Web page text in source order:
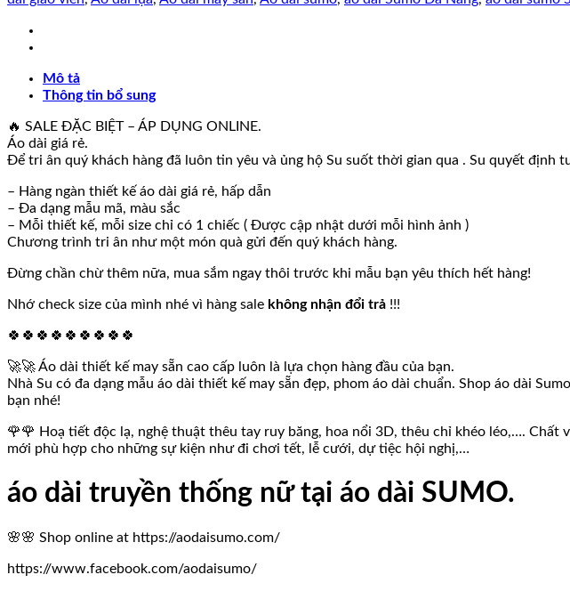
SỐC
size
số
lượng
Mô tả
Thông tin bổ sung
🔥 SALE ĐẶC BIỆT – ÁP DỤNG ONLINE.
Áo dài giá rẻ.
Để tri ân quý khách hàng đã luôn tin yêu và ủng hộ Su suốt thời gian qua . Su quyết định
– Hàng ngàn thiết kế áo dài giá rẻ, hấp dẫn
– Đa dạng mẫu mã, màu sắc
– Mỗi thiết kế, mỗi size chỉ có 1 chiếc ( Được cập nhật dưới mỗi hình ảnh )
Chương trình tri ân như một món quà gửi đến quý khách hàng.
Đừng chần chừ thêm nữa, mua sắm ngay thôi trước khi mẫu bạn yêu thích hết hàng!
Nhớ check size của mình nhé vì hàng sale không nhận đổi trả !!!
🍀🍀🍀🍀🍀🍀🍀🍀🍀
🚀🚀 Áo dài thiết kế may sẵn cao cấp luôn là lựa chọn hàng đầu của bạn.
Nhà Su có đa dạng mẫu áo dài thiết kế may sẵn đẹp, phom áo dài chuẩn. Shop áo dài
bạn nhé!
🌹🌹 Hoạ tiết độc lạ, nghệ thuật thêu tay ruy băng, hoa nổi 3D, thêu chỉ khéo léo,….
mới phù hợp cho những sự kiện như đi chơi tết, lễ cưới, dự tiệc hội nghị,…
áo dài truyền thống nữ tại áo dài SUMO.
🌸🌸 Shop online at https://aodaisumo.com/
https://www.facebook.com/aodaisumo/